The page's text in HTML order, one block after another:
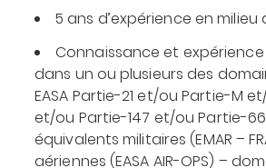
5 ans d’expérience en
Connaissance et
dans un ou plusieurs des
EASA Partie-21 et/ou Partie-M
et/ou Partie-147 et/ou Partie-
équivalents militaires (EMAR –
aériennes (EASA AIR-OPS) –